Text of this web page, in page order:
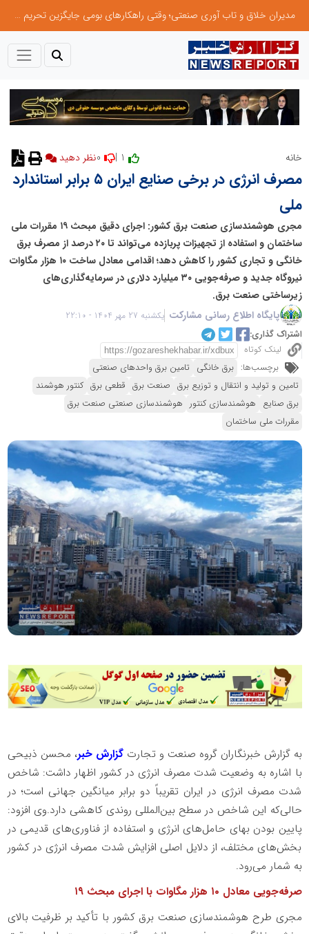
مدیران خلاق و تاب آوری صنعتی؛ وقتی راهکارهای بومی جایگزین تحریم میشود
خانه
مصرف انرژی در برخی صنایع ایران ۵ برابر استاندارد
ملی
مجری هوشمندسازی صنعت برق کشور: اجرای دقیق مبحث ۱۹ مقررات ملی
ساختمان و استفاده از تجهیزات پربازده می‌تواند تا ۲۰ درصد از مصرف برق
خانگی و تجاری کشور را کاهش دهد؛ اقدامی معادل ساخت ۱۰ هزار مگاوات
نیروگاه جدید و صرفه‌جویی ۳۰ میلیارد دلاری در سرمایه‌گذاری‌های
زیرساختی صنعت برق.
پایگاه اطلاع رسانی مشارکت یکشنبه 27 مهر 1404 - 22:10
اشتراک گذاری:
لینک کوتاه
برچسب‌ها: برق خانگی تامین برق واحدهای صنعتی
تامین و تولید و انتقال و توزیع برق صنعت برق قطعی برق کنتور هوشمند
برق صنایع هوشمندسازی کنتور هوشمندسازی صنعتی صنعت برق
مقررات ملی ساختمان
به گزارش خبرنگاران گروه صنعت و تجارتگزارش خبر، محسن ذبیحی
با اشاره به وضعیت شدت مصرف انرژی در کشور اظهار داشت: شاخص
شدت مصرف انرژی در ایران تقریباً دو برابر میانگین جهانی است؛ در
حالی‌که این شاخص در سطح بین‌المللی روندی کاهشی دارد.وی افزود:
پایین بودن بهای حامل‌های انرژی و استفاده از فناوری‌های قدیمی در
بخش‌های مختلف، از دلایل اصلی افزایش شدت مصرف انرژی در کشور
به شمار می‌رود.
صرفه‌جویی معادل ۱۰ هزار مگاوات با اجرای مبحث ۱۹
مجری طرح هوشمندسازی صنعت برق کشور با تأکید بر ظرفیت بالای